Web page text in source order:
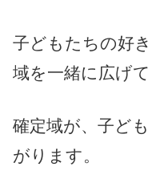
子どもたちの好
域を一緒に広げ
確定域が、子ど
がります。